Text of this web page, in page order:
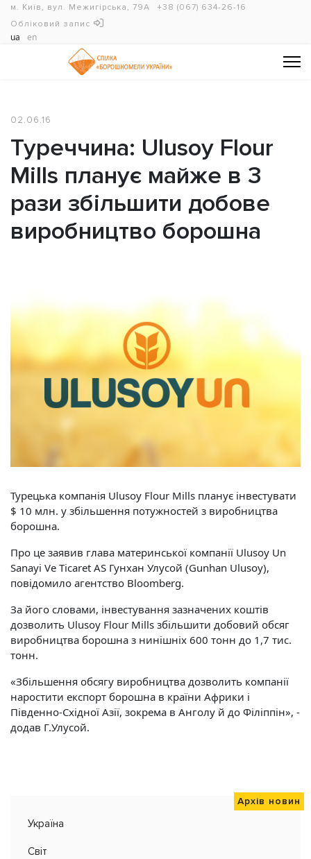
м. Київ, вул. Межигірська, 79А
+38 (067) 634-26-16
Обліковий запис
ua en
02.06.16
Туреччина: Ulusoy Flour
Mills планує майже в 3
рази збільшити добове
виробництво борошна
Турецька компанія Ulusoy Flour Mills планує інвестувати
$ 10 млн. у збільшення потужностей з виробництва
борошна.
Про це заявив глава материнської компанії Ulusoy Un
Sanayi Ve Ticaret AS Гунхан Улусой (Gunhan Ulusoy),
повідомило агентство Bloomberg.
За його словами, інвестування зазначених коштів
дозволить Ulusoy Flour Mills збільшити добовий обсяг
виробництва борошна з нинішніх 600 тонн до 1,7 тис.
тонн.
«Збільшення обсягу виробництва дозволить компанії
наростити експорт борошна в країни Африки і
Південно-Східної Азії, зокрема в Анголу й до Філіппін», -
додав Г.Улусой.
Архів новин
Україна
Світ